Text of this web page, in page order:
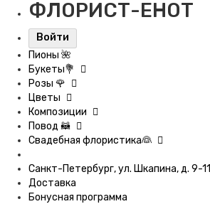
ФЛОРИСТ-ЕНОТ
Войти
Пионы 🌺
Букеты💐
Розы 🌹
Цветы
Композиции
Повод 🦝
Свадебная флористика👰
Санкт-Петербург, ул. Шкапина, д. 9-11
Доставка
Бонусная программа